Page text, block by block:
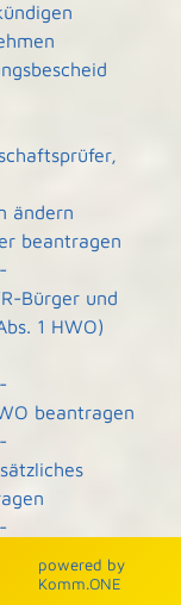
ändern
beantragen
Bürger und
1 HWO)
beantragen
powered by
Komm.ONE